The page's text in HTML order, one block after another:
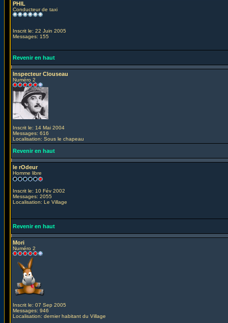
PHIL
Conducteur de taxi
Inscrit le: 22 Juin 2005
Messages: 155
Revenir en haut
Inspecteur Clouseau
Numéro 2
Inscrit le: 14 Mai 2004
Messages: 616
Localisation: Sous le chapeau
Revenir en haut
le rOdeur
Homme libre
Inscrit le: 10 Fév 2002
Messages: 2055
Localisation: Le Village
Revenir en haut
Mori
Numéro 2
Inscrit le: 07 Sep 2005
Messages: 946
Localisation: dernier habitant du Village